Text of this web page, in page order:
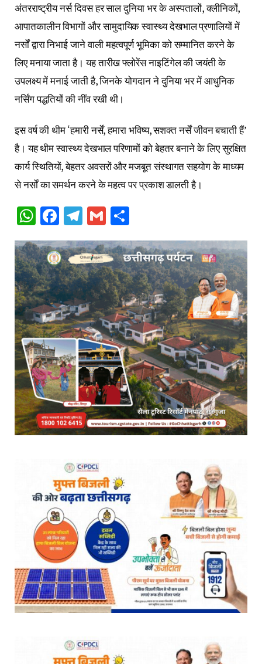
अंतरराष्ट्रीय नर्स दिवस हर साल दुनिया भर के अस्पतालों, क्लीनिकों,
आपातकालीन विभागों और सामुदायिक स्वास्थ्य देखभाल प्रणालियों में
नर्सों द्वारा निभाई जाने वाली महत्वपूर्ण भूमिका को सम्मानित करने के
लिए मनाया जाता है। यह तारीख फ्लोरेंस नाइटिंगेल की जयंती के
उपलक्ष्य में मनाई जाती है, जिनके योगदान ने दुनिया भर में आधुनिक
नर्सिंग पद्धतियों की नींव रखी थी।
इस वर्ष की थीम ‘हमारी नर्सें, हमारा भविष्य, सशक्त नर्सें जीवन बचाती हैं’
है। यह थीम स्वास्थ्य देखभाल परिणामों को बेहतर बनाने के लिए सुरक्षित
कार्य स्थितियों, बेहतर अवसरों और मजबूत संस्थागत सहयोग के माध्यम
से नर्सों का समर्थन करने के महत्व पर प्रकाश डालती है।
WhatsApp
Facebook
Telegram
Gmail